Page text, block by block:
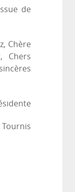
de
Chère
Chers